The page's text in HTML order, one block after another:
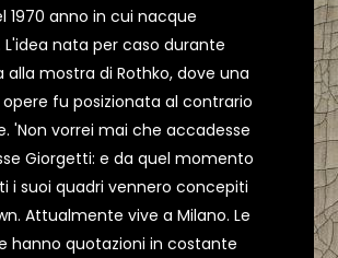
1970 anno in cui nacque
L'idea nata per caso durante
alla mostra di Rothko, dove una
opere fu posizionata al contrario
'Non vorrei mai che accadesse
Giorgetti: e da quel momento
i suoi quadri vennero concepiti
Attualmente vive a Milano. Le
hanno quotazioni in costante